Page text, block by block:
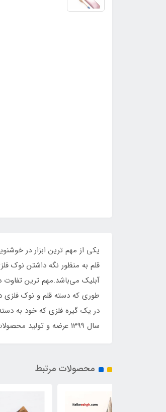
قلم به منظور نگه داشتن نوک
آبلیک می‌باشد.مهم ترین
در یک گیره فلزی که خود به
سال 1399 عرضه و تولید محصولات مربوط به خوشنویسی لاتین را نیز در دستور کار قرار داده و سعی دارد پاسخگوی نیاز شما عزیزان در این زمینه باشد.
محصولات مرتبط